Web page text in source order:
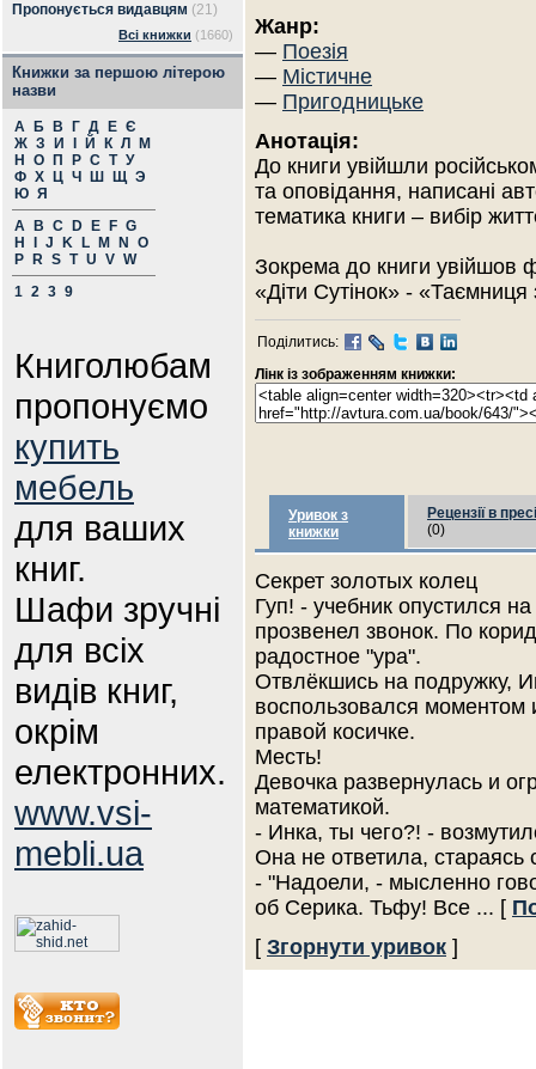
Пропонується видавцям (21)
Всі книжки (1660)
Книжки за першою літерою
назви
А Б В Г Д Е Є
Ж З И Й К Л
М
Н
О П Р С Т У
Ф Х Ц Ч Ш Щ Э
Ю Я
A
B C D E F G
H
J K L M N
O
P
R S T U V W
1 2 3 9
Книголюбам
пропонуємо
купить
мебель
для ваших
книг.
Шафи зручні
для всіх
видів книг,
окрім
електронних.
www.vsi-
mebli.ua
Жанр:
— Поезія
— Містичне
— Пригодницьке
Анотація:
До книги увійшли
та оповідання, написані
тематика книги – вибір
Зокрема до книги увійшов
«Діти Сутінок» - «Таємниця
Поділитись:
Лінк із зображенням книжки:
Уривок з
книжки
Рецензії в пресі
(0)
Секрет золотых колец
Гуп! - учебник опустился
прозвенел звонок. По
радостное "ура".
Отвлёкшись на подружку,
воспользовался
правой косичке.
Месть!
Девочка развернулась и
математикой.
- Инка, ты чего?! -
Она не ответила, стараясь
- "Надоели, - мысленно
об Серика. Тьфу! Все ... [
[ Згорнути уривок ]